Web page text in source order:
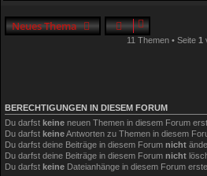
Neues Thema
11 Themen • Seite 1
BERECHTIGUNGEN IN DIESEM FORUM
Du darfst keine neuen Themen in diesem Forum
Du darfst keineAntworten zu Themen in diesem
Du darfst deine Beiträge in diesem Forum nicht
Du darfst deine Beiträge in diesem Forum nicht
Du darfst keine Dateianhänge in diesem Forum